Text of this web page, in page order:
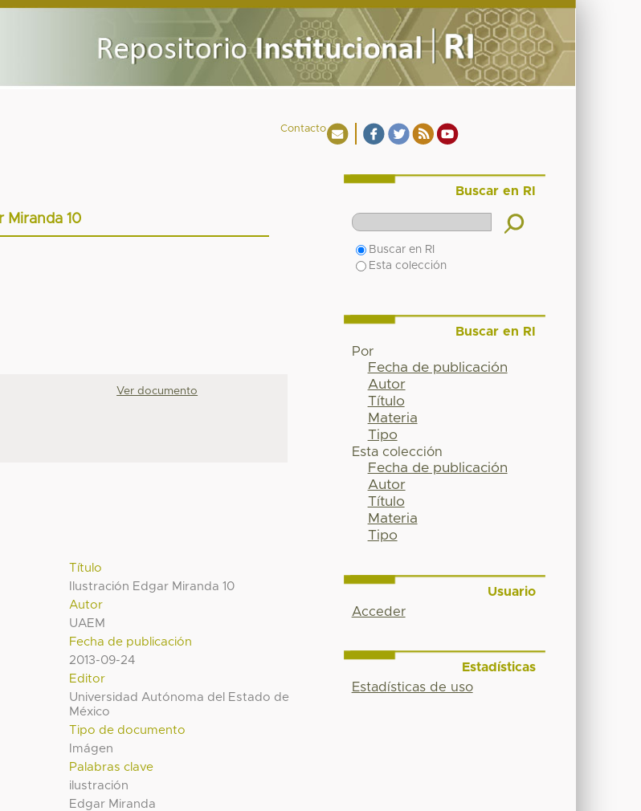
Contacto
Miranda 10
Ver documento
Título
Ilustración Edgar Miranda 10
Autor
UAEM
Fecha de publicación
2013-09-24
Editor
Universidad Autónoma del Estado de
México
Tipo de documento
Imágen
Palabras clave
ilustración
Edgar Miranda
Buscar en RI
Buscar en RI
Esta colección
Buscar en RI
Por
Fecha de publicación
Autor
Título
Materia
Tipo
Esta colección
Fecha de publicación
Autor
Título
Materia
Tipo
Usuario
Acceder
Estadísticas
Estadísticas de uso